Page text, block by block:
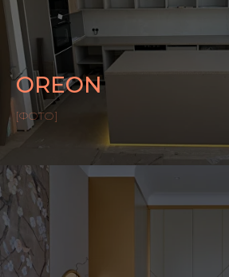
OREON
[ФОТО]
логистикой
– точность изготовления до 0,01 мм
– строгий контроль качества на каждом
этапе
УЗНАТЬ СТОИМОСТЬ
АВТОРСКИЕ ИЗДЕЛИЯ
УСЛУГИ